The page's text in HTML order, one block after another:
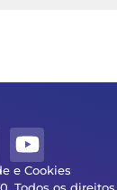
e Cookies